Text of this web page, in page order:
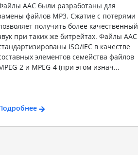
ААС были разработаны для
файлов MP3. Сжатие с потерями
получить более качественный
при таких же битрейтах. Файлы ААС
ISO/IEC в качестве
элементов семейства файлов
2 и MPEG-4 (при этом изнач...